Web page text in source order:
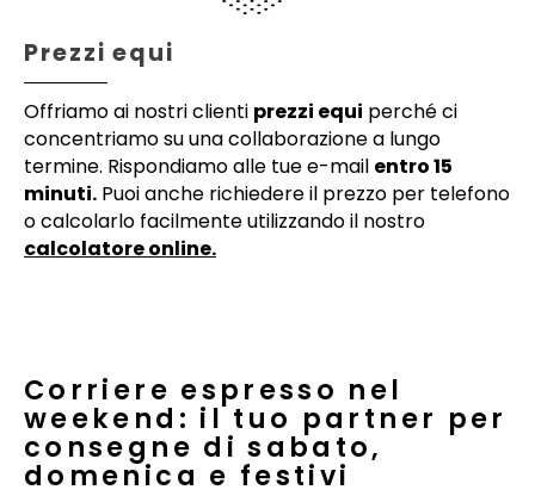
Prezzi equi
Offriamo ai nostri clienti prezzi equi perché ci
concentriamo su una collaborazione a lungo
termine. Rispondiamo alle tue e-mail entro 15
minuti. Puoi anche richiedere il prezzo per telefono
o calcolarlo facilmente utilizzando il nostro
calcolatore online.
Corriere espresso nel
weekend: il tuo partner per
consegne di sabato,
domenica e festivi